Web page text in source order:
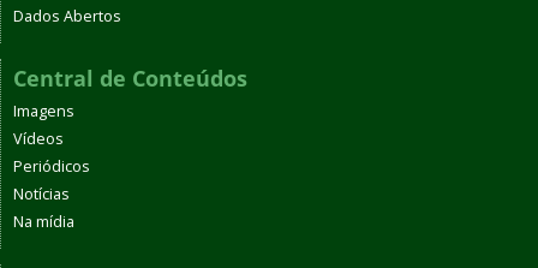
Dados Abertos
Central de Conteúdos
Imagens
Vídeos
Periódicos
Notícias
Na mídia